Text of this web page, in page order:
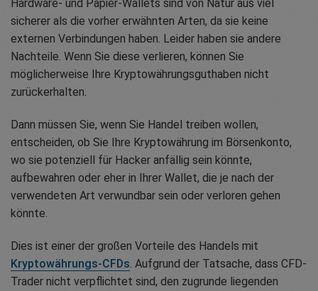
Hardware- und Papier-Wallets sind von Natur aus viel
sicherer als die vorher erwähnten Arten, da sie keine
externen Verbindungen haben. Leider haben sie andere
Nachteile. Wenn Sie diese verlieren, können Sie
möglicherweise Ihre Kryptowährungsguthaben nicht
zurückerhalten.
Dann müssen Sie, wenn Sie Handel treiben wollen,
entscheiden, ob Sie Ihre Kryptowährung im Börsenkonto,
wo sie potenziell für Hacker anfällig sein könnte,
aufbewahren oder eher in Ihrer Wallet, die je nach der
verwendeten Art verwundbar sein oder verloren gehen
könnte.
Dies ist einer der großen Vorteile des Handels mit
Kryptowährungs-CFDs . Aufgrund der Tatsache, dass CFD-
Trader nicht verpflichtet sind, den zugrunde liegenden